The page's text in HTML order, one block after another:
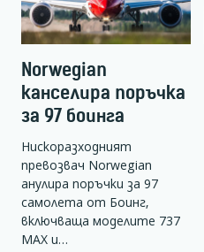
Norwegian
канселира поръчка
за 97 боинга
Нискоразходният
превозвач Norwegian
анулира поръчки за 97
самолета от Боинг,
включваща моделите 737
MAX и…